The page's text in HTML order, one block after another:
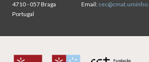
4710 - 057 Braga
Portugal
Email: